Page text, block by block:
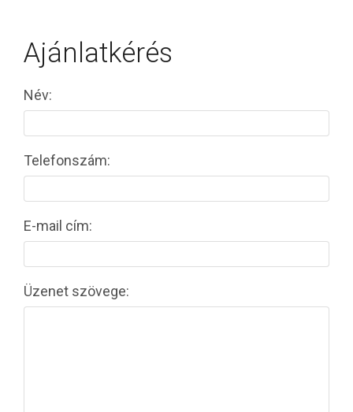
Ajánlatkérés
Név:
Telefonszám:
E-mail cím:
Üzenet szövege: